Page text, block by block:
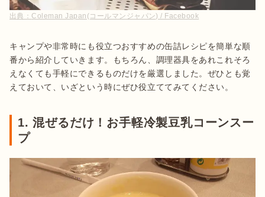
出典： Coleman Japan(コールマンジャパン) / Facebook
キャンプや非常時にも役立つおすすめの缶詰レシピを簡単な順
番から紹介していきます。もちろん、調理器具をあれこれそろ
えなくても手軽にできるものだけを厳選しました。ぜひとも覚
えておいて、いざという時にぜひ役立ててみてください。
1. 混ぜるだけ！お手軽冷製豆乳コーンスー
プ